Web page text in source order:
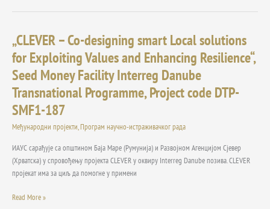
„CLEVER – Co-designing smart Local solutions
for Exploiting Values and Enhancing Resilience“,
Seed Money Facility Interreg Danube
Transnational Programme, Project code DTP-
SMF1-187
Међународни пројекти,Програм научно-истраживачког рада
ИАУС сарађује са општином Баја Маре (Румунија) и Развојном Агенцијом Сјевер
(Хрватска) у спровођењу пројекта CLEVER у оквиру Interreg Danube позива. CLEVER
пројекат има за циљ да помогне у примени
„CLEVER
–
Co-
designing
smart
Local
solutions
for
Values
and
Enhancing
Seed
Read More »